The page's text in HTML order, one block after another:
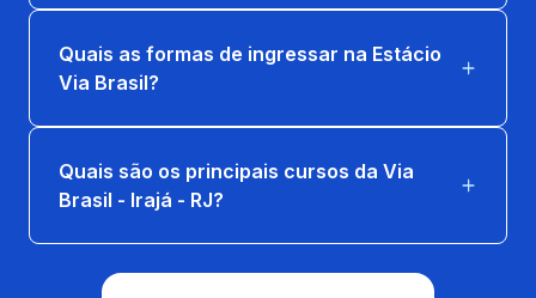
Quais as formas de ingressar na Estácio
Via Brasil?
Quais são os principais cursos da Via
Brasil - Irajá - RJ?